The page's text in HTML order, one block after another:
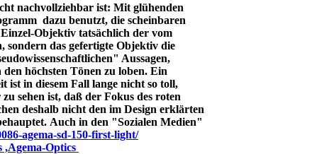
nachvollziehbar ist: Mit glühenden
dazu benutzt, die scheinbaren
Objektiv tatsächlich der vom
sondern das gefertigte Objektiv die
Aussagen,
höchsten Tönen zu loben. Ein
ist in diesem Fall lange nicht so toll,
sehen ist, daß der Fokus des roten
deshalb nicht den im Design erklärten
Auch in den "Sozialen Medien"
agema-sd-150-first-light/
,Agema-Optics